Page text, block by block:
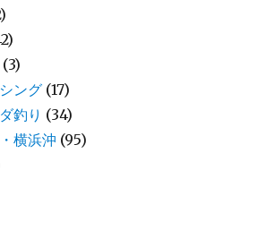
(3)
ング (17)
釣り (34)
横浜沖 (95)